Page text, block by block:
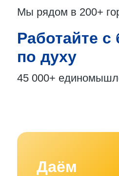
Мы рядом в 200+
Работайте с
по духу
45 000+
Даём